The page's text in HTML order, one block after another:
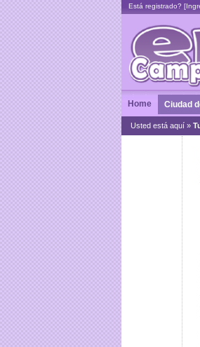
Está registrado? [
Home Ciudad
Usted está aquí »